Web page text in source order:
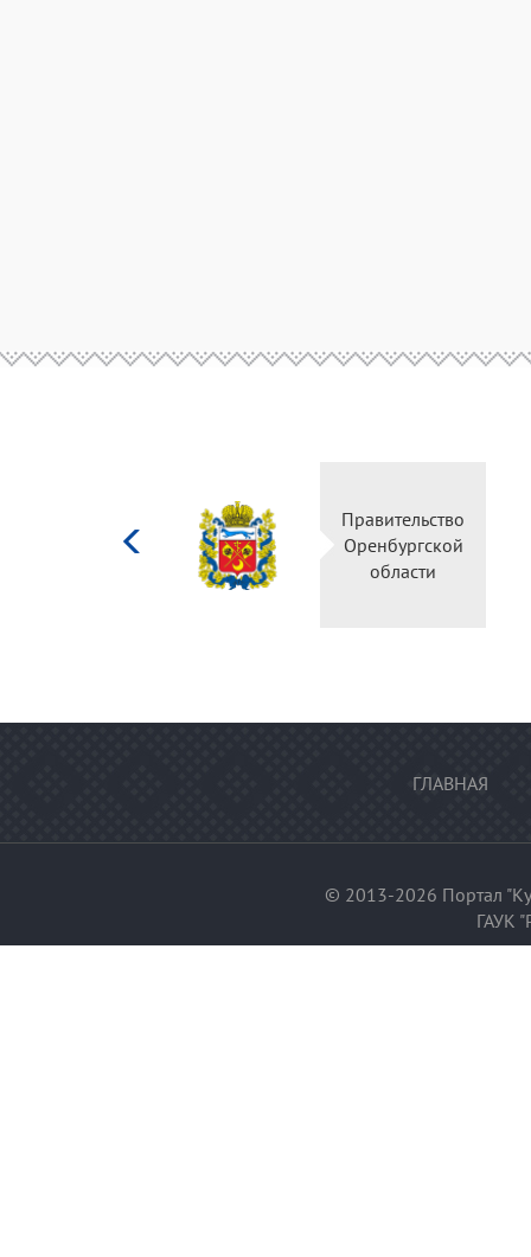
культуры
Российской
Правительство
Оренбургской
области
ГЛАВНАЯ
© 2013-2026 Портал
ГАУК